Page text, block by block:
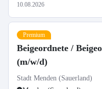
10.08.2026
Premium
Beigeordnete /
(m/w/d)
Stadt Menden (Sauerland)